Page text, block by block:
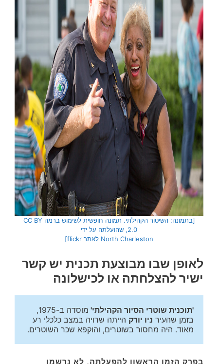
[בתמונה: השיטור הקהילתי. תמונה חופשית לשימוש ברמה CC BY
2.0, שהועלתה על ידי
North Charleston לאתר flickr]
לאופן שבו מבוצעת תכנית יש קשר
ישיר להצלחתה או לכישלונה
'תוכנית שוטרי הסיור הקהילתי'
בזמן שהעיר ניו יורק
מאוד. היה מחסור בשוטרים, והוקפא שכר השוטרים.
בפרק הזמן הראשון להפעלתה, לא נרשמו